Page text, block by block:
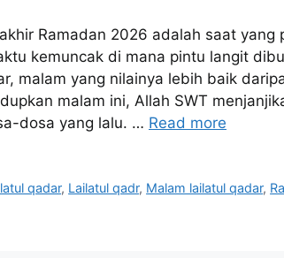
Ramadan 2026 adalah saat yang
kemuncak di mana pintu langit
malam yang nilainya lebih baik
malam ini, Allah SWT
dosa yang lalu. … Read more
qadar, Lailatul qadr, Malam lailatul qadar,